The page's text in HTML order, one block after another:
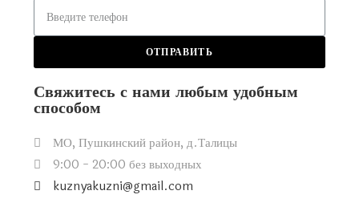
ОТПРАВИТЬ
Свяжитесь с нами любым удобным
способом
МО, Пушкинский район, д.Талицы
9:00 - 20:00 без выходных
kuznyakuzni@gmail.com